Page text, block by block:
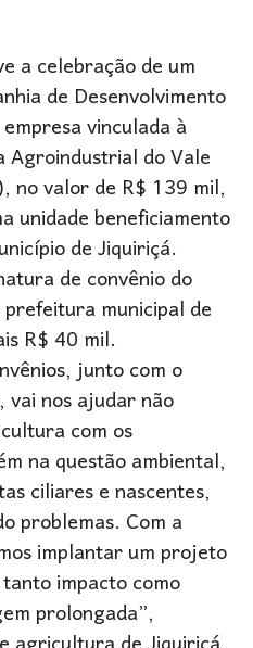
a celebração de um
de Desenvolvimento
vinculada à
Agroindustrial do Vale
no valor de R$ 139 mil,
unidade beneficiamento
de Jiquiriçá.
de convênio do
municipal de
R$ 40 mil.
junto com o
nos ajudar não
com os
na questão ambiental,
ciliares e nascentes,
problemas. Com a
implantar um projeto
impacto como
prolongada”,